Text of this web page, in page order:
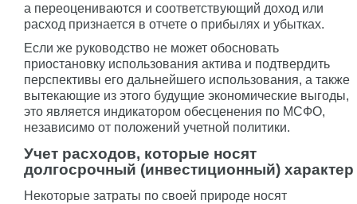
а переоцениваются и соответствующий доход или
расход признается в отчете о прибылях и убытках.
Если же руководство не может обосновать
приостановку использования актива и подтвердить
перспективы его дальнейшего использования, а также
вытекающие из этого будущие экономические выгоды,
это является индикатором обесценения по МСФО,
независимо от положений учетной политики.
Учет расходов, которые носят
долгосрочный (инвестиционный) характер
Некоторые затраты по своей природе носят